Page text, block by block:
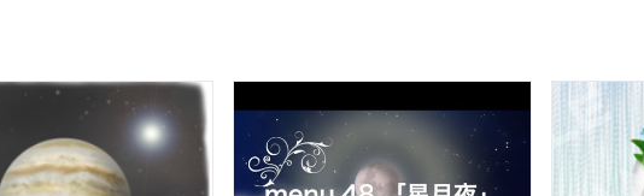
グ、などなど長年続けております。
→WEBライティング基礎技能マスター認定取得
な人にオススメ！ポモドーロテクニック」を掲載して頂きました
」名義で活動しています。
流蛙（るあ）もしくは、はぼぞ〜名義でも活動しています。